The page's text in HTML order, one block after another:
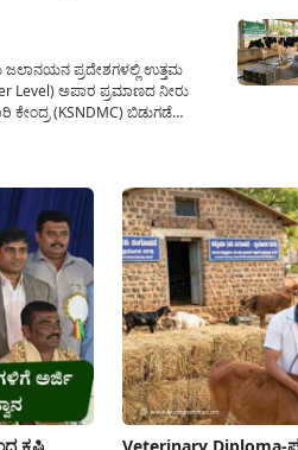
ಜಲಾನಯನ ಪ್ರದೇಶಗಳಲ್ಲಿ ಉತ್ತಮ
Level) ಅಪಾರ ಪ್ರಮಾಣದ ನೀರು
ಕೇಂದ್ರ (KSNDMC) ಬಿಡುಗಡೆ